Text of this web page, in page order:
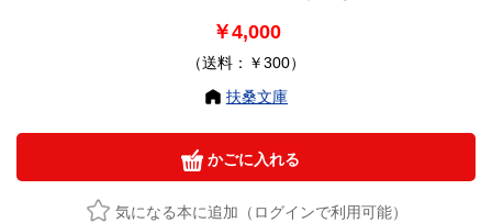
￥4,000
（送料：￥300）
扶桑文庫
かごに入れる
気になる本に追加（ログインで利用可能）